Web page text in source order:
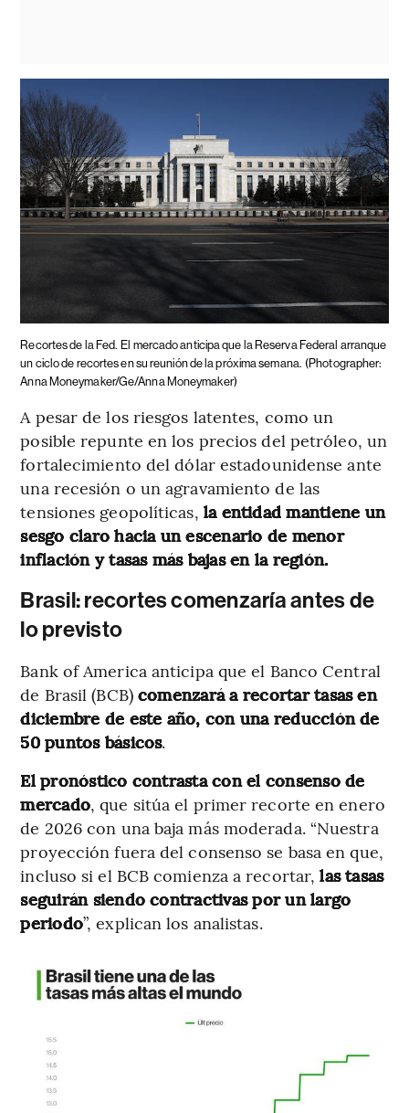
Recortes de la Fed. El mercado anticipa que la Reserva Federal arranque
un ciclo de recortes en su reunión de la próxima semana. (Photographer:
Anna Moneymaker/Ge/Anna Moneymaker)
A pesar de los riesgos latentes, como un
posible repunte en los precios del petróleo, un
fortalecimiento del dólar estadounidense ante
una recesión o un agravamiento de las
tensiones geopolíticas, la entidad mantiene un
sesgo claro hacia un escenario de menor
inflación y tasas más bajas en la región.
Brasil: recortes comenzaría antes de
lo previsto
Bank of America anticipa que el Banco Central
de Brasil (BCB) comenzará a recortar tasas en
diciembre de este año, con una reducción de
50 puntos básicos.
El pronóstico contrasta con el consenso de
mercado, que sitúa el primer recorte en enero
de 2026 con una baja más moderada. “Nuestra
proyección fuera del consenso se basa en que,
incluso si el BCB comienza a recortar,las tasas
seguirán siendo contractivas por un largo
periodo”, explican los analistas.